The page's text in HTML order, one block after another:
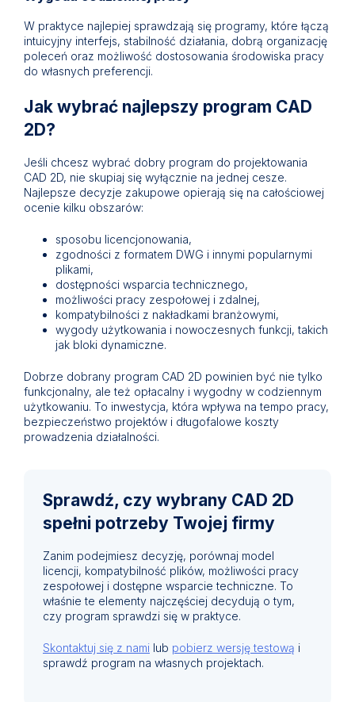
W praktyce najlepiej sprawdzają się programy, które łączą
intuicyjny interfejs, stabilność działania, dobrą organizację
poleceń oraz możliwość dostosowania środowiska pracy
do własnych preferencji.
Jak wybrać najlepszy program CAD
2D?
Jeśli chcesz wybrać dobry program do projektowania
CAD 2D, nie skupiaj się wyłącznie na jednej cesze.
Najlepsze decyzje zakupowe opierają się na całościowej
ocenie kilku obszarów:
sposobu licencjonowania,
zgodności z formatem DWG i innymi popularnymi
plikami,
dostępności wsparcia technicznego,
możliwości pracy zespołowej i zdalnej,
kompatybilności z nakładkami branżowymi,
wygody użytkowania i nowoczesnych funkcji, takich
jak bloki dynamiczne.
Dobrze dobrany program CAD 2D powinien być nie tylko
funkcjonalny, ale też opłacalny i wygodny w codziennym
użytkowaniu. To inwestycja, która wpływa na tempo pracy,
bezpieczeństwo projektów i długofalowe koszty
prowadzenia działalności.
Sprawdź, czy wybrany CAD 2D
spełni potrzeby Twojej firmy
Zanim podejmiesz decyzję, porównaj model
licencji, kompatybilność plików, możliwości pracy
zespołowej i dostępne wsparcie techniczne. To
właśnie te elementy najczęściej decydują o tym,
czy program sprawdzi się w praktyce.
Skontaktuj się z nami lub pobierz wersję testową i
sprawdź program na własnych projektach.